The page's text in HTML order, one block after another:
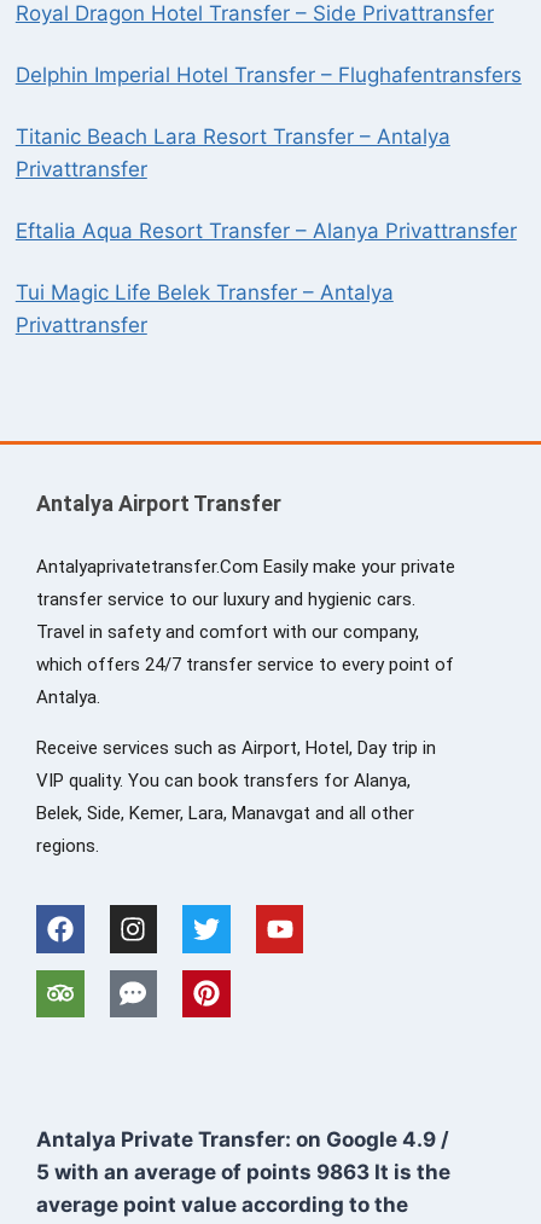
Royal Dragon Hotel Transfer – Side Privattransfer
Delphin Imperial Hotel Transfer – Flughafentransfers
Titanic Beach Lara Resort Transfer – Antalya
Privattransfer
Eftalia Aqua Resort Transfer – Alanya Privattransfer
Tui Magic Life Belek Transfer – Antalya
Privattransfer
Antalya Airport Transfer
Antalyaprivatetransfer.Com Easily make your private
transfer service to our luxury and hygienic cars.
Travel in safety and comfort with our company,
which offers 24/7 transfer service to every point of
Antalya.
Receive services such as Airport, Hotel, Day trip in
VIP quality. You can book transfers for Alanya,
Belek, Side, Kemer, Lara, Manavgat and all other
regions.
Antalya Private Transfer: on Google 4.9 /
5 with an average of points 9863 It is the
average point value according to the